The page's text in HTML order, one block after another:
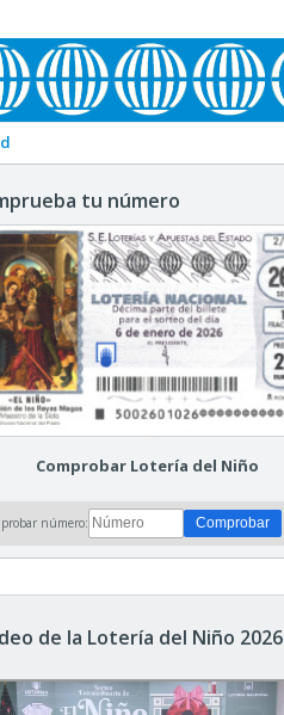
tu número
Comprobar Lotería del Niño
número:
de la Lotería del Niño 2026